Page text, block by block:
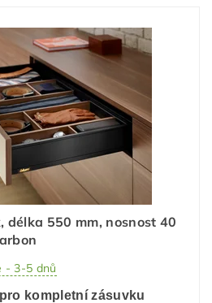
délka 550 mm, nosnost 40
- 3-5 dnů
kompletní zásuvku